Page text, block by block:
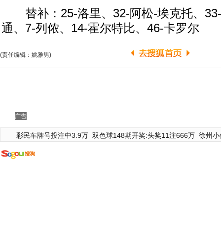
替补：25-洛里、32-阿松-埃克托、33-
通、7-列侬、14-霍尔特比、46-卡罗尔
(责任编辑：姚雅男)
广告
彩民车牌号投注中3.9万 双色球148期开奖:头奖11注666万 徐州